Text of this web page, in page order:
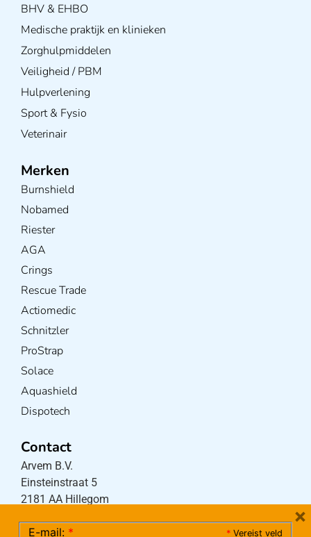
BHV & EHBO
Medische praktijk en klinieken
Zorghulpmiddelen
Veiligheid / PBM
Hulpverlening
Sport & Fysio
Veterinair
Merken
Burnshield
Nobamed
Riester
AGA
Crings
Rescue Trade
Actiomedic
Schnitzler
ProStrap
Solace
Aquashield
Dispotech
Contact
Arvem B.V.
Einsteinstraat 5
2181 AA Hillegom
* Vereist veld
E-mail: *
×